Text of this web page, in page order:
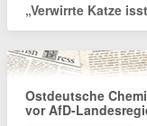
Ostdeutsche
vor AfD-